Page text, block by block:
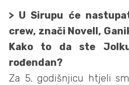
> U Sirupu će
crew, znači Novell,
Kako to da ste
rođendan?
Za 5. godišnjicu htjeli